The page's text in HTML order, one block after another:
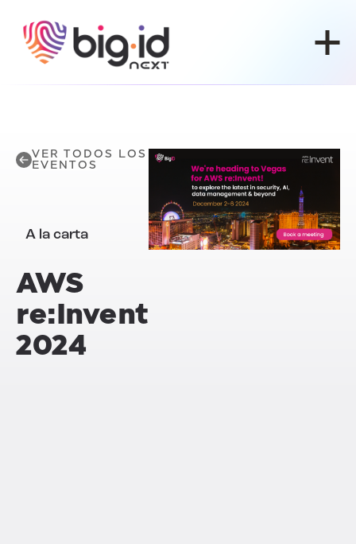
VER TODOS LOS
EVENTOS
A la carta
AWS
re:Invent
2024